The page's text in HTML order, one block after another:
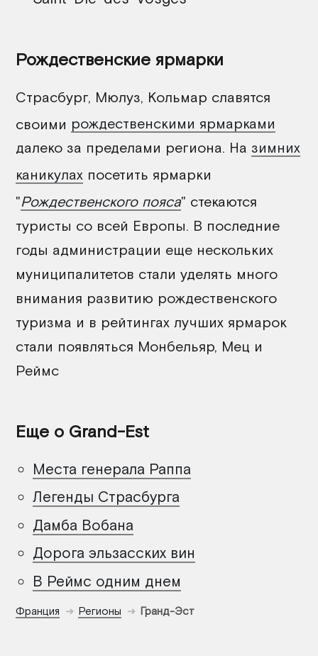
Рождественские ярмарки
Страсбург, Мюлуз, Кольмар славятся
своими рождественскими ярмарками
далеко за пределами региона. На зимних
каникулах посетить ярмарки
"Рождественского пояса" стекаются
туристы со всей Европы. В последние
годы администрации еще нескольких
муниципалитетов стали уделять много
внимания развитию рождественского
туризма и в рейтингах лучших ярмарок
стали появляться Монбельяр, Мец и
Реймс
Еще о Grand-Est
Места генерала Раппа
Легенды Страсбурга
Дамба Вобана
Дорога эльзасских вин
В Реймс одним днем
Франция Регионы Гранд-Эст